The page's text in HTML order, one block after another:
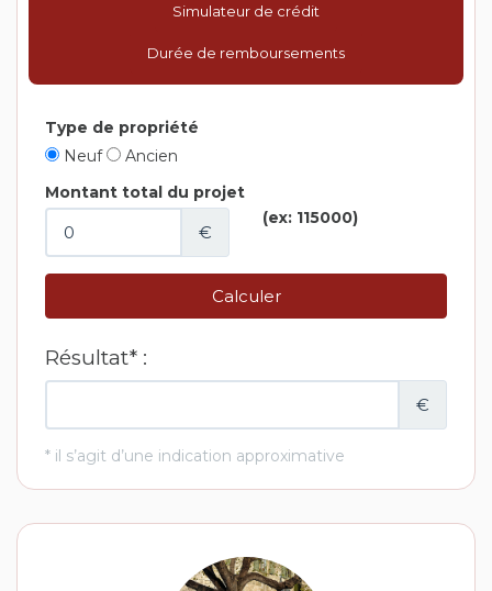
Simulateur de crédit
Durée de remboursements